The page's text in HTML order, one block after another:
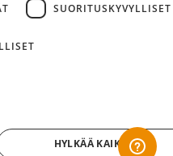
Sport AB
SUORITUSKYVYLLISET
HYLKÄÄ KAIKKI